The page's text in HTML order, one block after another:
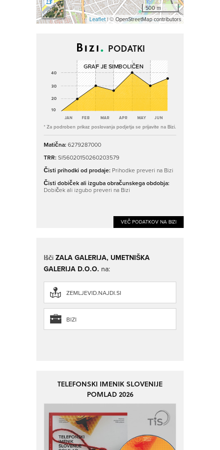
500 m
Leaflet| © OpenStreetMap contributors
PODATKI
* Za podroben prikaz poslovanja podjetja se prijavite na Bizi.
Matična:6279287000
TRR:SI56020150260203579
Čisti prihodki od prodaje: Prihodke preveri na Bizi
Čisti dobiček ali izguba obračunskega obdobja:
Dobiček ali izgubo preveri na Bizi
VEČ PODATKOV NA BIZI
IščiZALA GALERIJA, UMETNIŠKA
GALERIJA D.O.O. na:
ZEMLJEVID.NAJDI.SI
BIZI
TELEFONSKI IMENIK SLOVENIJE
POMLAD 2026